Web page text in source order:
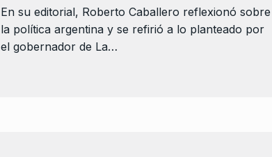
En su editorial, Roberto Caballero reflexionó sobre
la política argentina y se refirió a lo planteado por
el gobernador de La…